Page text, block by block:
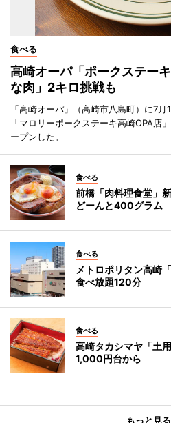
食べる
高崎オーパ「ポークステー
な肉」2キロ挑戦も
「高崎オーパ」（高崎市八島町）に7
「マロリーポークステーキ高崎OPA
ープンした。
食べる
前橋「肉料理食堂」
どーんと400グラム
食べる
メトロポリタン高崎
食べ放題120分
食べる
高崎タカシマヤ「土
1,000円台から
もっと見る